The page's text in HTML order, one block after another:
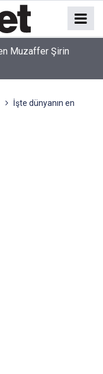
Muzaffer Şirin
İşte dünyanın en